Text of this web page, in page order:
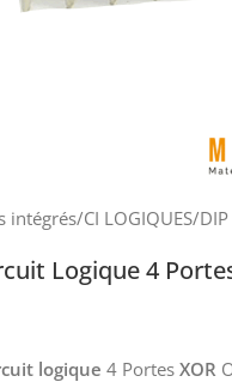
intégrés/CI LOGIQUES/
Logique 4
logique 4 Portes XOR